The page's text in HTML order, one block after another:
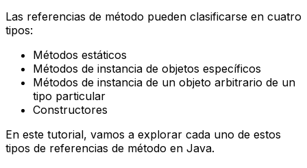
Las referencias de método pueden clasificarse en cuatro
tipos:
Métodos estáticos
Métodos de instancia de objetos específicos
Métodos de instancia de un objeto arbitrario de un
tipo particular
Constructores
En este tutorial, vamos a explorar cada uno de estos
tipos de referencias de método en Java.